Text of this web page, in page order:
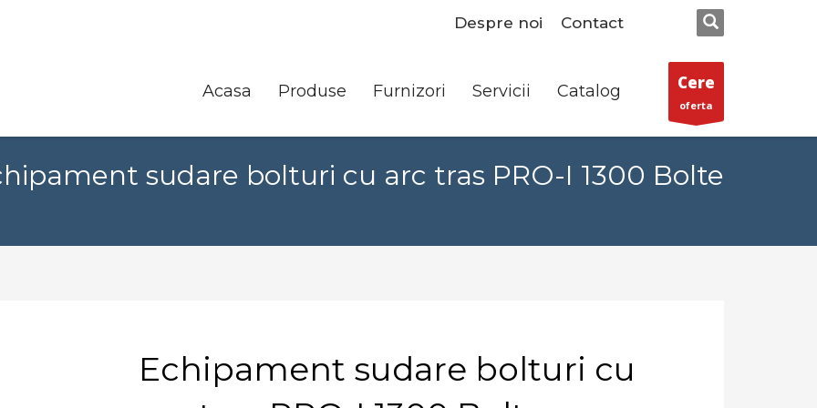
Despre noi Contact
Acasa Produse Furnizori Servicii Catalog Cere
oferta
sudare bolturi cu arc tras PRO-I 1300 Bolte
Echipament sudare bolturi cu